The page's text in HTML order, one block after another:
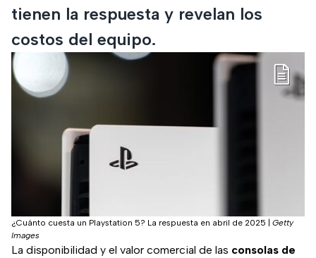
tienen la respuesta y revelan los
costos del equipo.
¿Cuánto cuesta un Playstation 5? La respuesta en abril de 2025
Getty
Images
La disponibilidad y el valor comercial de las consolas de